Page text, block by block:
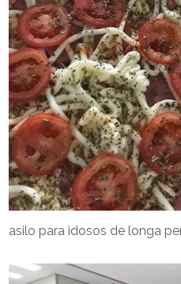
asilo para idosos de longa